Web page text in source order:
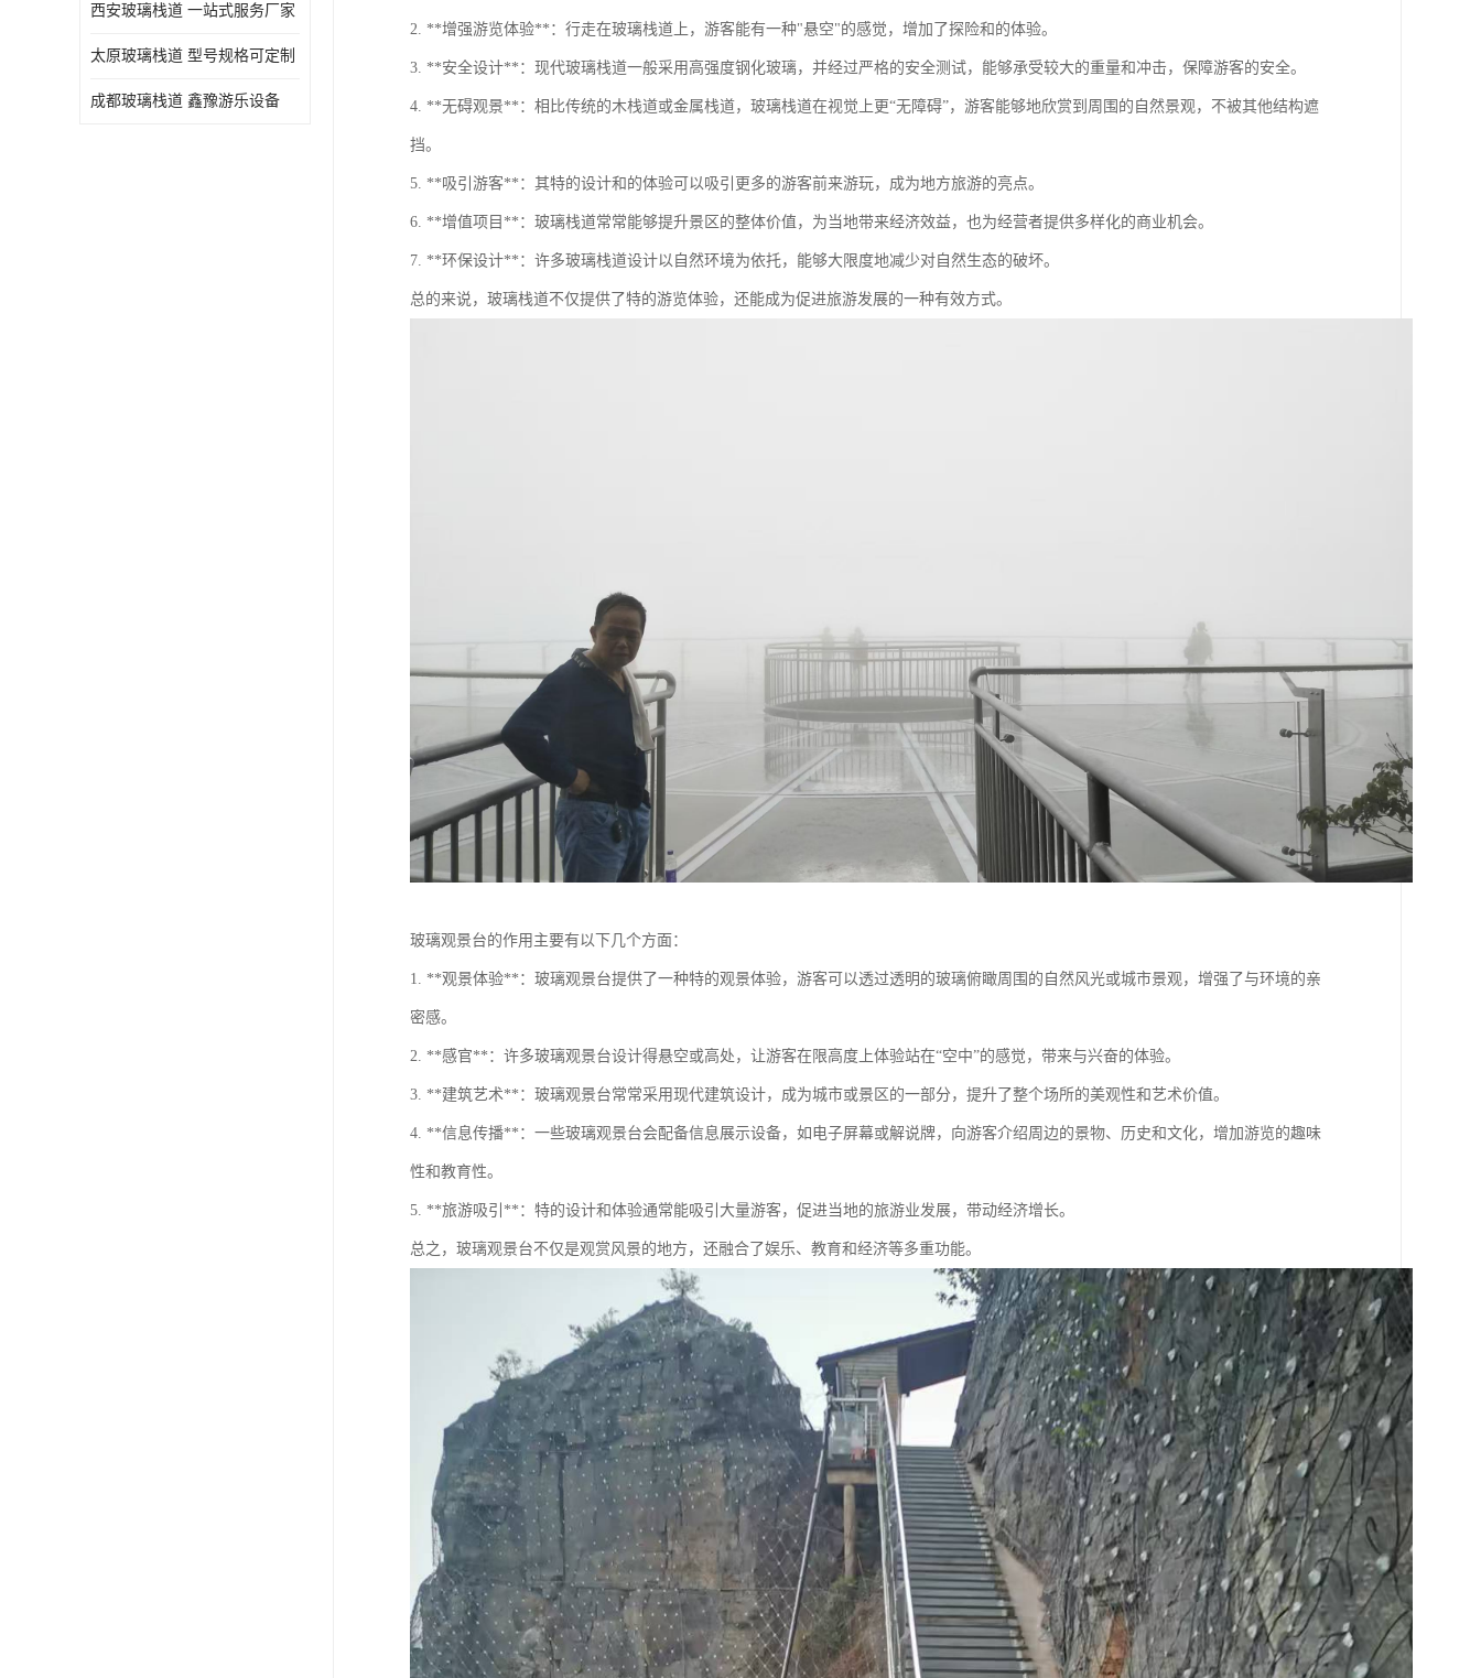
西安玻璃栈道 一站式服务厂家
太原玻璃栈道 型号规格可定制
成都玻璃栈道 鑫豫游乐设备
2. **增强游览体验**：行走在玻璃栈道上，游客能有一种"悬空"的感觉，增加了探险和的体验。
3. **安全设计**：现代玻璃栈道一般采用高强度钢化玻璃，并经过严格的安全测试，能够承受较大的重量和冲击，保障游客的安全。
4. **无碍观景**：相比传统的木栈道或金属栈道，玻璃栈道在视觉上更“无障碍”，游客能够地欣赏到周围的自然景观，不被其他结构遮
挡。
5. **吸引游客**：其特的设计和的体验可以吸引更多的游客前来游玩，成为地方旅游的亮点。
6. **增值项目**：玻璃栈道常常能够提升景区的整体价值，为当地带来经济效益，也为经营者提供多样化的商业机会。
7. **环保设计**：许多玻璃栈道设计以自然环境为依托，能够大限度地减少对自然生态的破坏。
总的来说，玻璃栈道不仅提供了特的游览体验，还能成为促进旅游发展的一种有效方式。
玻璃观景台的作用主要有以下几个方面：
1. **观景体验**：玻璃观景台提供了一种特的观景体验，游客可以透过透明的玻璃俯瞰周围的自然风光或城市景观，增强了与环境的亲
密感。
2. **感官**：许多玻璃观景台设计得悬空或高处，让游客在限高度上体验站在“空中”的感觉，带来与兴奋的体验。
3. **建筑艺术**：玻璃观景台常常采用现代建筑设计，成为城市或景区的一部分，提升了整个场所的美观性和艺术价值。
4. **信息传播**：一些玻璃观景台会配备信息展示设备，如电子屏幕或解说牌，向游客介绍周边的景物、历史和文化，增加游览的趣味
性和教育性。
5. **旅游吸引**：特的设计和体验通常能吸引大量游客，促进当地的旅游业发展，带动经济增长。
总之，玻璃观景台不仅是观赏风景的地方，还融合了娱乐、教育和经济等多重功能。